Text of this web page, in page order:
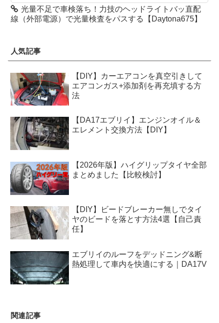
光量不足で車検落ち！力技のヘッドライトバッ直配
線（外部電源）で光量検査をパスする【Daytona675】
人気記事
【DIY】カーエアコンを真空引きして
エアコンガス+添加剤を再充填する方
法
【DA17エブリイ】エンジンオイル＆
エレメント交換方法【DIY】
【2026年版】ハイグリップタイヤ全部
まとめました【比較検討】
【DIY】ビードブレーカー無しでタイ
ヤのビードを落とす方法4選【自己責
任】
エブリイのルーフをデッドニング&断
熱処理して車内を快適にする｜DA17V
関連記事